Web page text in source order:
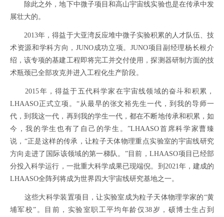
除此之外，地下中微子项目和高山宇宙线实验也是在传承中发
展壮大的。
2013年，得益于大亚湾反应堆中微子实验积累的人才队伍、技
术资源和学科方向，JUNO成功立项。JUNO项目副经理杨长根介
绍，该专项的基建工程即将完工并交付使用，探测器研制方面的技
术瓶颈已全部攻克并进入工程化生产阶段。
2015年，得益于五代科学家在宇宙线领域的奋斗和积累，
LHAASO正式立项。“从最早的张文裕先生一代，到我的导师一
代，到我这一代，再到我的学生一代，都在不断地传承和积累，如
今，我的学生也有了自己的学生。”LHAASO首席科学家曹臻
说，“正是这样的传承，让粒子天体物理重点实验室的宇宙线研究
方向走进了国际该领域的第一梯队。”目前，LHAASO项目已经部
分投入科学运行，一批重大科学成果已现端倪。到2021年，建成的
LHAASO全阵列将成为世界四大宇宙线研究基地之一。
这些大科学装置项目，让实验室成为粒子天体物理学家的“黄
埔军校”。目前，实验室职工平均年龄仅38岁，硕博士生占到